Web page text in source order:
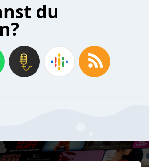
du